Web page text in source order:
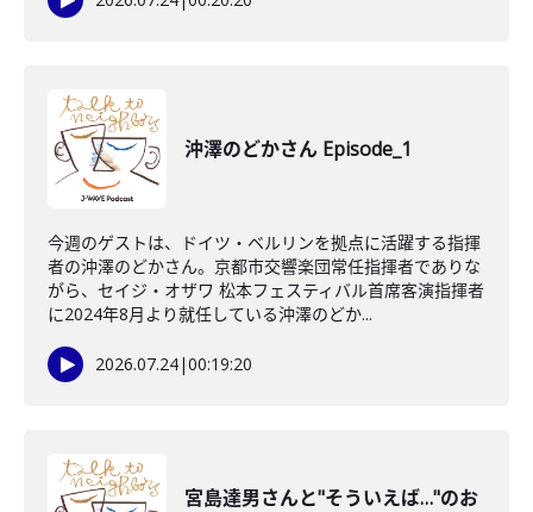
沖澤のどかさん Episode_1
今週のゲストは、ドイツ・ベルリンを拠点に活躍する指揮
者の沖澤のどかさん。京都市交響楽団常任指揮者でありな
がら、セイジ・オザワ 松本フェスティバル首席客演指揮者
に2024年8月より就任している沖澤のどか...
2026.07.24|00:19:20
宮島達男さんと"そういえば…"のお